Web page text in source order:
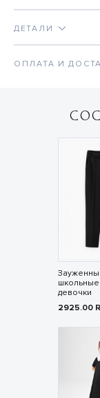
ДЕТАЛИ
ОПЛАТА И
девочки
2925.00